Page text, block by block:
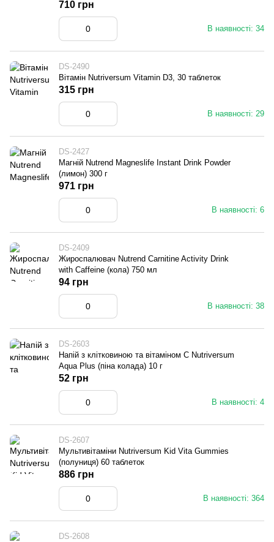
В наявності: 34
710 грн
DS-2490
Вітамін Nutriversum Vitamin D3, 30 таблеток
В наявності: 29
315 грн
DS-2427
Магній Nutrend Magneslife Instant Drink Powder
(лимон) 300 г
В наявності: 6
971 грн
DS-2409
Жироспалювач Nutrend Carnitine Activity Drink
with Caffeine (кола) 750 мл
В наявності: 38
94 грн
DS-2603
Напій з клітковиною та вітаміном С Nutriversum
Aqua Plus (піна колада) 10 г
В наявності: 4
52 грн
DS-2607
Мультивітаміни Nutriversum Kid Vita Gummies
(полуниця) 60 таблеток
В наявності: 364
886 грн
DS-2608